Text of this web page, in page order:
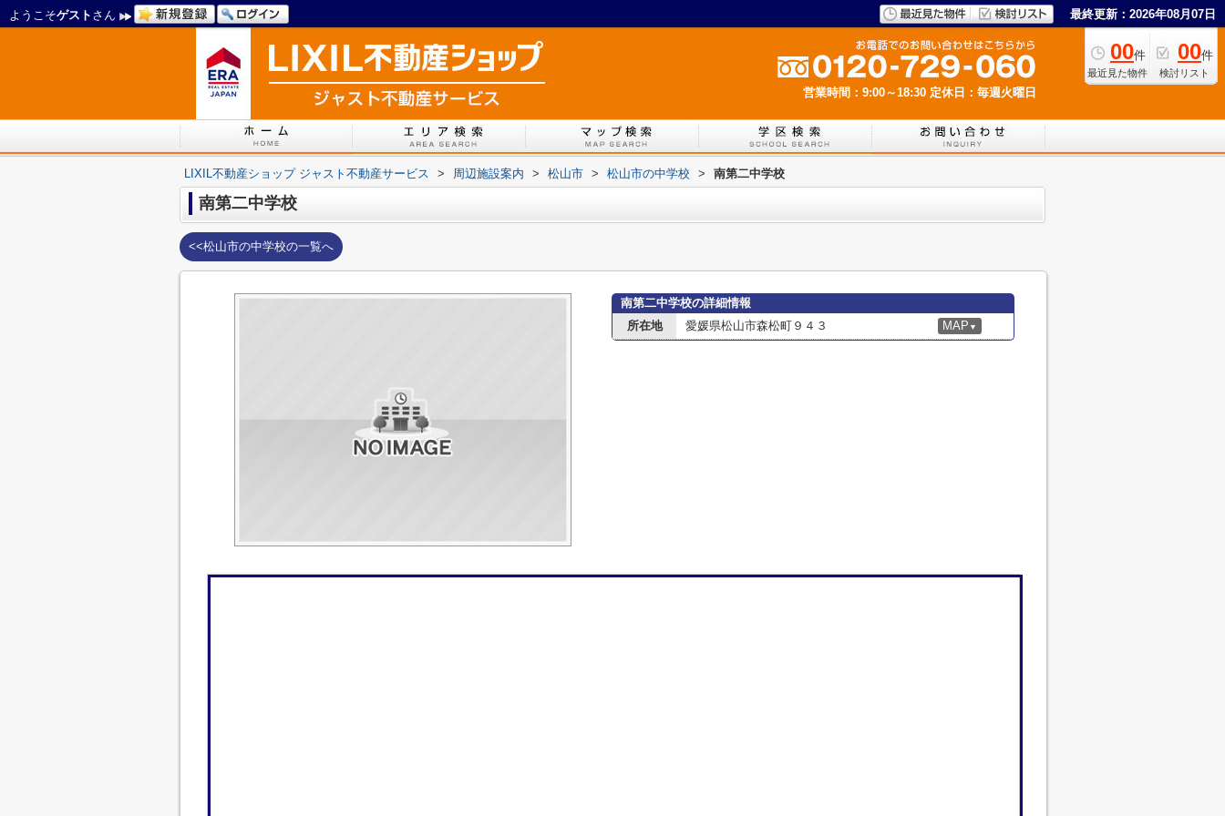
ようこそゲスト さん 最終更新：2026年08月07日
00件
最近見た物件
00件
検討リスト
営業時間：9:00～18:30 定休日：毎週火曜日
LIXIL不動産ショップ ジャスト不動産サービス > 周辺施設案内 > 松山市 > 松山市の中学校 > 南第二中学校
南第二中学校
<<松山市の中学校の一覧へ
南第二中学校の詳細情報
所在地
愛媛県松山市森松町９４３ MAP ▼